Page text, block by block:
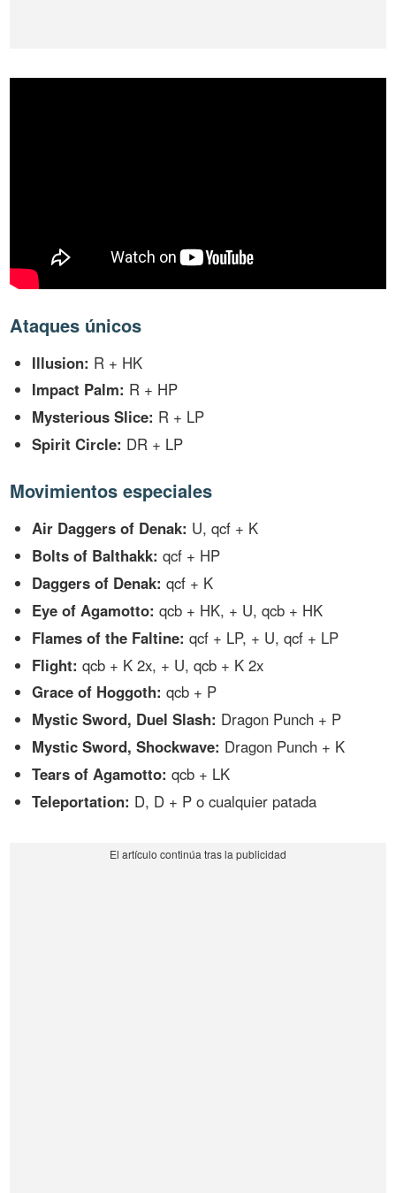
Ataques únicos
Illusion: R + HK
Impact Palm: R + HP
Mysterious Slice: R + LP
Spirit Circle: DR + LP
Movimientos especiales
Air Daggers of Denak: U, qcf + K
Bolts of Balthakk: qcf + HP
Daggers of Denak: qcf + K
Eye of Agamotto: qcb + HK, + U, qcb + HK
Flames of the Faltine: qcf + LP, + U, qcf + LP
Flight: qcb + K 2x, + U, qcb + K 2x
Grace of Hoggoth: qcb + P
Mystic Sword, Duel Slash: Dragon Punch + P
Mystic Sword, Shockwave: Dragon Punch + K
Tears of Agamotto: qcb + LK
Teleportation: D, D + P o cualquier patada